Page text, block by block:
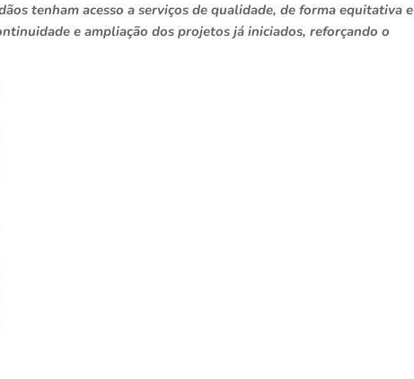
tenham acesso a serviços de qualidade, de forma equitativa e
e ampliação dos projetos já iniciados, reforçando o